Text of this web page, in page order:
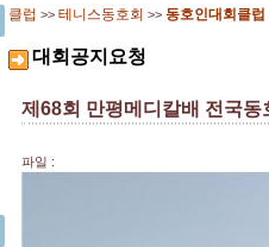
클럽 >> 테니스동호회 >> 동호인대회클럽
대회공지요청
제68회 만평메디칼배 전국동
파일 :